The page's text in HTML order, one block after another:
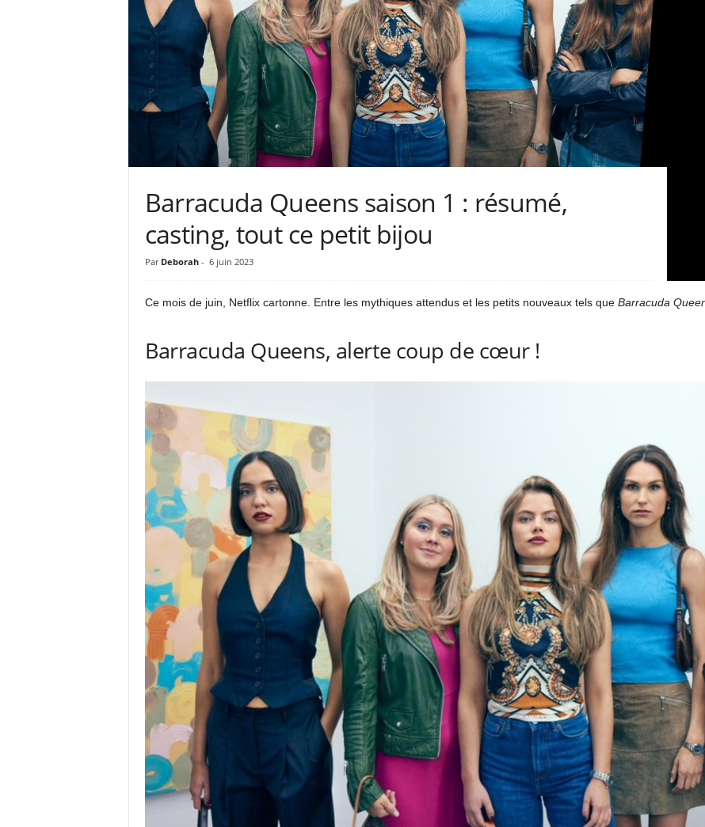
Barracuda Queens saison 1 : résumé,
casting, tout ce petit bijou
Par Deborah- 6 juin 2023
Ce mois de juin, Netflix cartonne. Entre les mythiques attendus et les petits nouveaux tels que Barracuda
Barracuda Queens, alerte coup de cœur !